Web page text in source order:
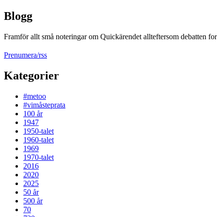
Blogg
Framför allt små noteringar om Quickärendet allteftersom debatten
Prenumera/rss
Kategorier
#metoo
#vimåsteprata
100 år
1947
1950-talet
1960-talet
1969
1970-talet
2016
2020
2025
50 år
500 år
70